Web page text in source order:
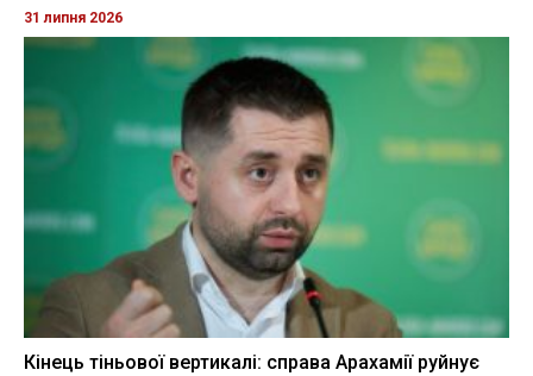
31 липня 2026
Кінець тіньової вертикалі: справа Арахамії руйнує